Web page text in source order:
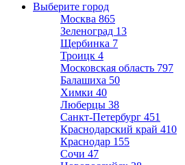
Выберите город
Москва 865
Зеленоград 13
Щербинка 7
Троицк 4
Московская область 797
Балашиха 50
Химки 40
Люберцы 38
Санкт-Петербург 451
Краснодарский край 410
Краснодар 155
Сочи 47